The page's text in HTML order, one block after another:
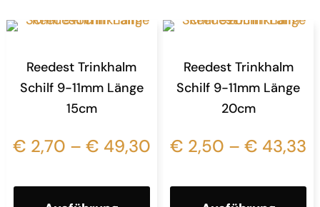
Reedest Trinkhalm
Schilf 9-11mm Länge
15cm
€ 2,70 – € 49,30
Reedest Trinkhalm
Schilf 9-11mm Länge
20cm
€ 2,50 –€ 43,33